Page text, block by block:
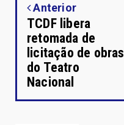
Anterior
TCDF libera
retomada de
licitação de obras
do Teatro
Nacional